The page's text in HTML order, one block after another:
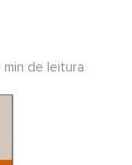
min de leitura